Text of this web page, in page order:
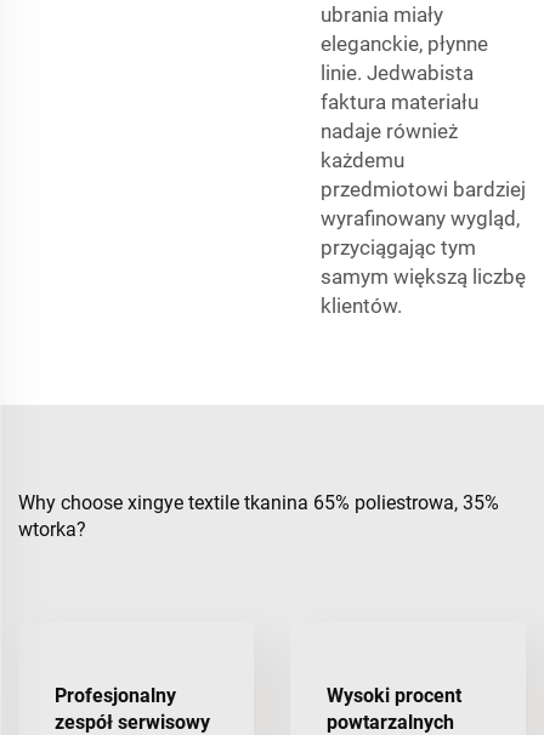
ubrania miały
eleganckie, płynne
linie. Jedwabista
faktura materiału
nadaje również
każdemu
przedmiotowi bardziej
wyrafinowany wygląd,
przyciągając tym
samym większą liczbę
klientów.
Why choose xingye textile tkanina 65% poliestrowa, 35%
wtorka?
Profesjonalny
zespół serwisowy
Wysoki procent
powtarzalnych